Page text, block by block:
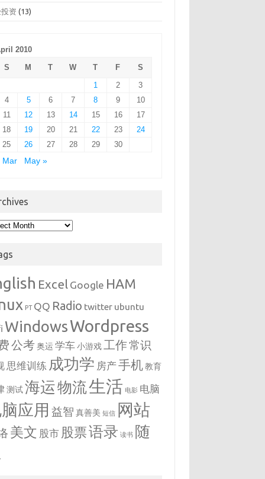
资 (13)
2010
S
M T W T F
S
1
2
3
4
5 6 7 8 9
10
11
12 13 14 15 16
17
18
19 20 21 22 23
24
25
26 27 28 29
30
Mar
May »
Excel Google HAM
PT QQ Radio twitter ubuntu
WindowsWordpress
公考 奥运 学车 小游戏 工作常识
思维训练 成功学 房产手机 教育
测试 海运物流生活 电影 电脑
应用 益智 真善美 短信 网站
美文 股市 股票语录 读书 随